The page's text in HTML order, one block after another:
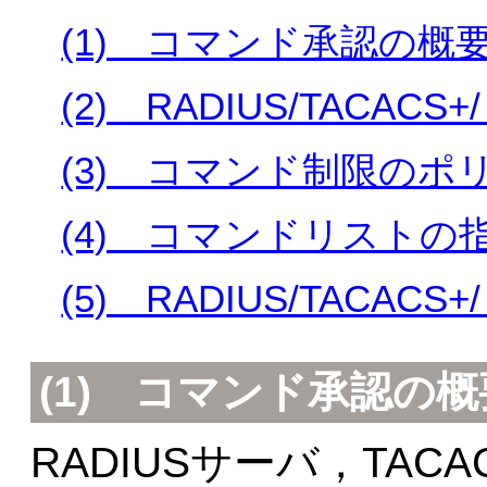
(1) コマンド承認の概
(2) RADIUS/
(3) コマンド制限のポ
(4) コマンドリストの
(5) RADIUS/
(1) コマンド承認の概
RADIUSサーバ，